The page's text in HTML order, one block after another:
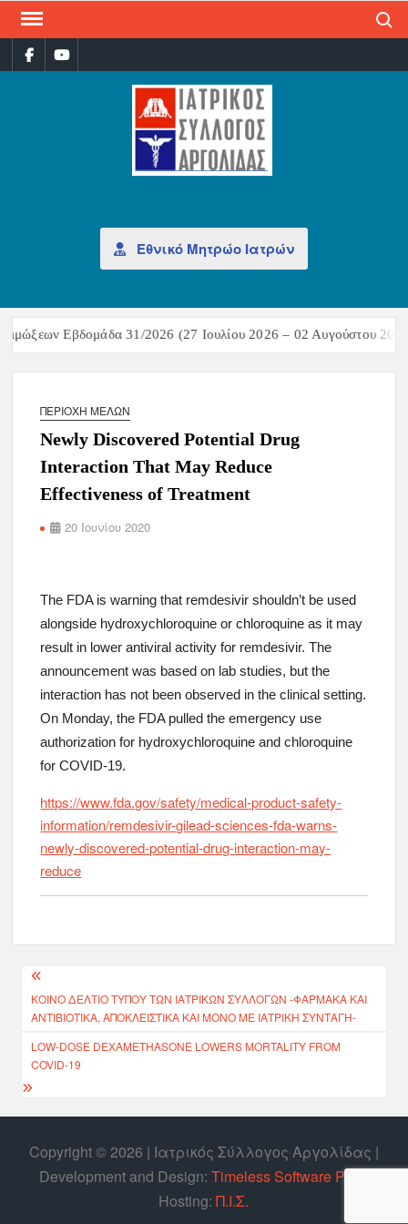
Εθνικό Μητρώο Ιατρών
Εβδομάδα 31/2026 (27 Ιουλίου 2026 – 02 Αυγούστου
ΠΕΡΙΟΧΉ ΜΕΛΏΝ
Newly Discovered Potential Drug
Interaction That May Reduce
Effectiveness of Treatment
20 Ιουνίου 2020
The FDA is warning that remdesivir shouldn’t be used
alongside hydroxychloroquine or chloroquine as it may
result in lower antiviral activity for remdesivir. The
announcement was based on lab studies, but the
interaction has not been observed in the clinical setting.
On Monday, the FDA pulled the emergency use
authorization for hydroxychloroquine and chloroquine
for COVID-19.
https://www.fda.gov/safety/medical-product-safety-
information/remdesivir-gilead-sciences-fda-warns-
newly-discovered-potential-drug-interaction-may-
reduce
ΚΟΙΝΟ ΔΕΛΤΙΟ ΤΥΠΟΥ ΤΩΝ ΙΑΤΡΙΚΩΝ ΣΥΛΛΟΓΩΝ -ΦΆΡΜΑΚΑ ΚΑΙ
ΑΝΤΙΒΙΟΤΙΚΆ, ΑΠΟΚΛΕΙΣΤΙΚΆ ΚΑΙ ΜΌΝΟ ΜΕ ΙΑΤΡΙΚΉ ΣΥΝΤΑΓΉ-
LOW-DOSE DEXAMETHASONE LOWERS MORTALITY FROM
COVID-19
Copyright © 2026 | Ιατρικός Σύλλογος Αργολίδας |
Develοpment and Design: Timeless Software P.C.
Hosting:Π.Ι.Σ.